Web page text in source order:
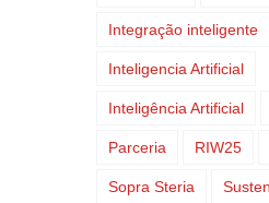
Integração inteligente
Inteligencia Artificial
Inteligência Artificial
Parceria RIW25
Sopra Steria